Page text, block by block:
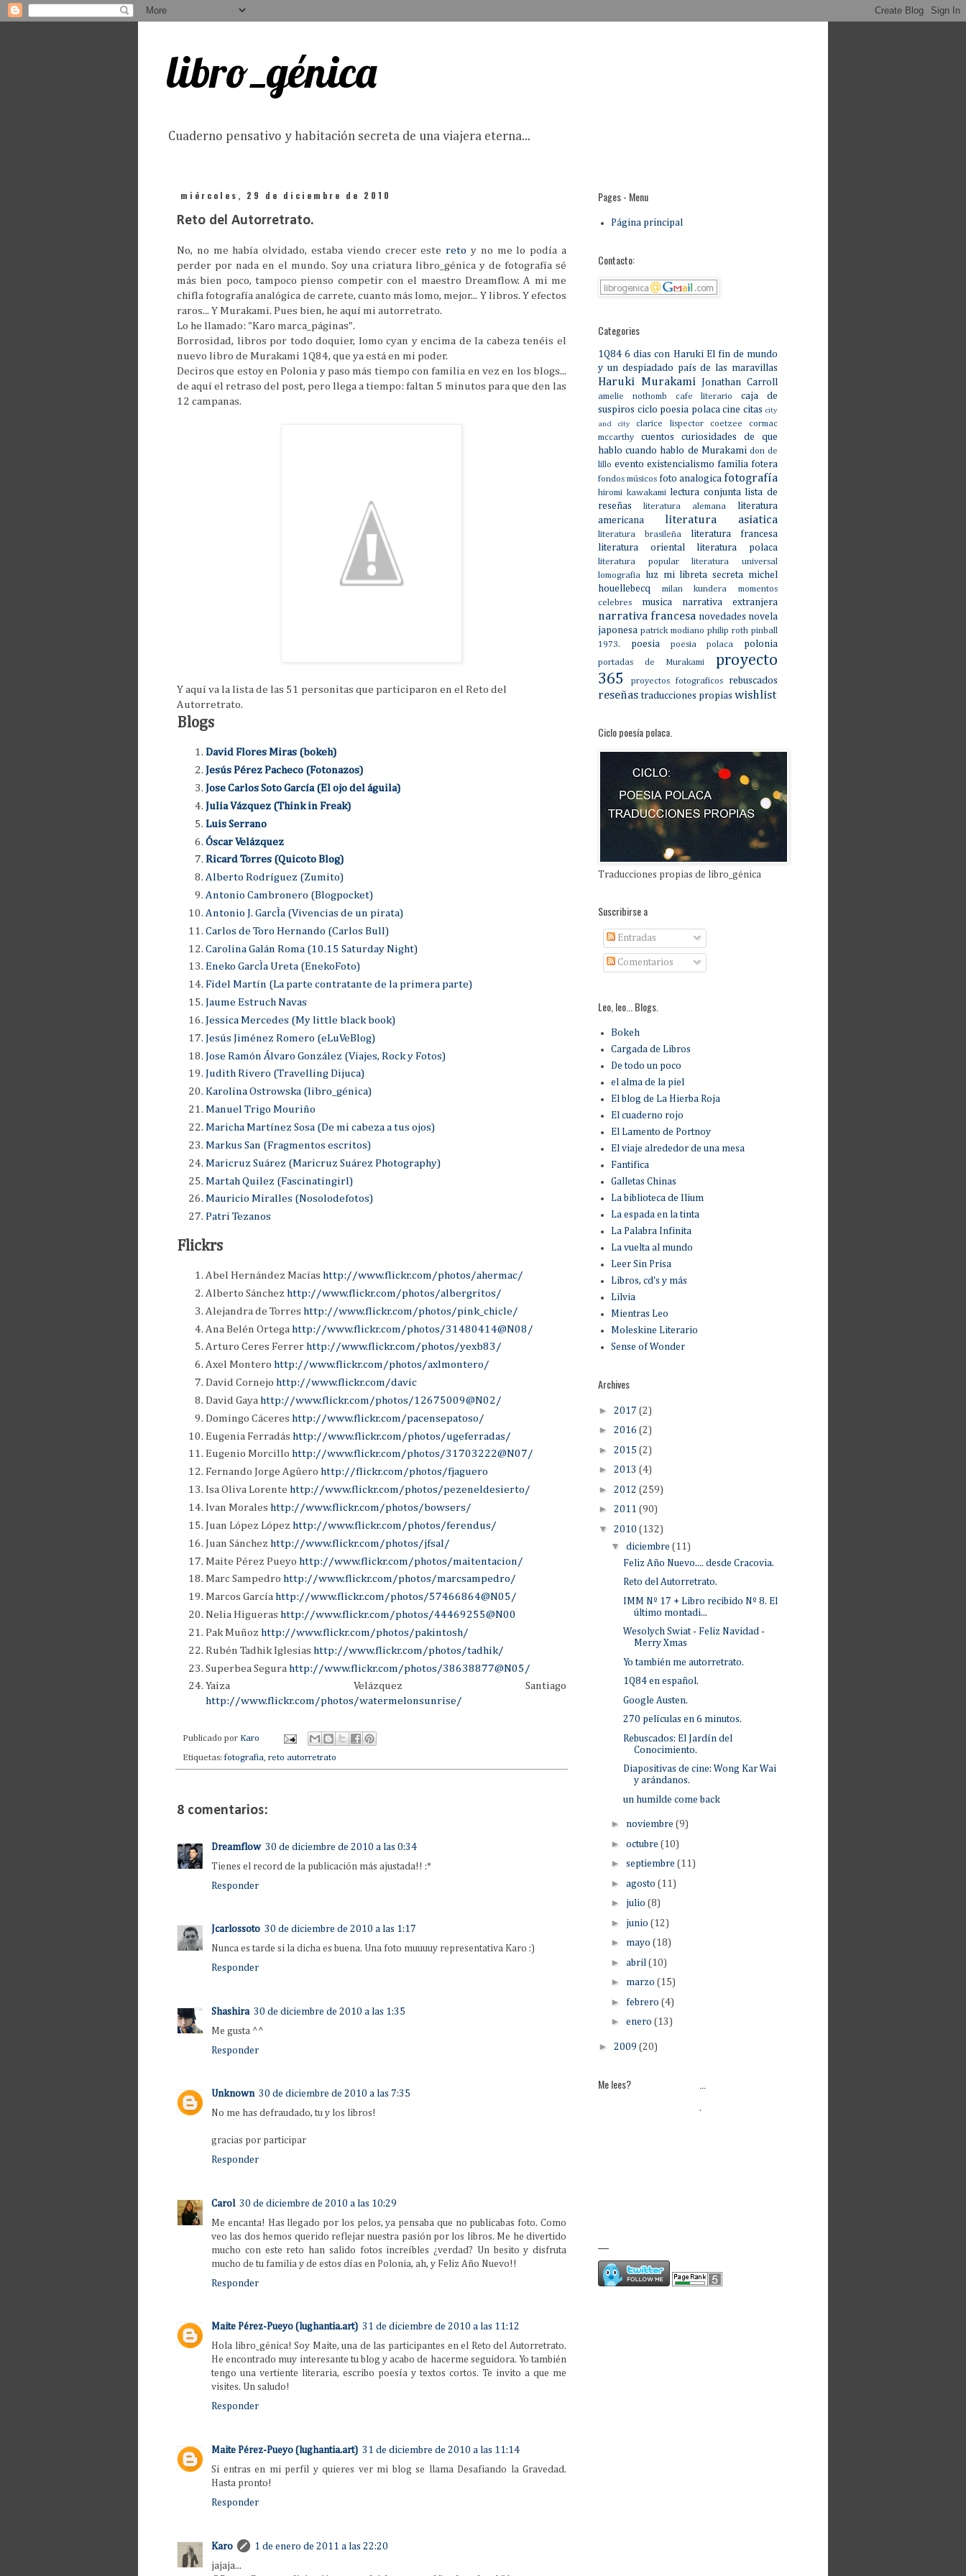
libro_génica
Cuaderno pensativo y habitación secreta de una viajera eterna...
miércoles, 29 de diciembre de 2010
Reto del Autorretrato.
No, no me había olvidado, estaba viendo crecer estereto y no me lo podía a
perder por nada en el mundo. Soy una criatura libro_génica y de fotografía sé
más bien poco, tampoco pienso competir con el maestro Dreamflow. A mi me
chifla fotografía analógica de carrete, cuanto más lomo, mejor... Y libros. Y efectos
raros... Y Murakami. Pues bien, he aquí mi autorretrato.
Lo he llamado: "Karo marca_páginas".
Borrosidad, libros por todo doquier, lomo cyan y encima de la cabeza tenéis el
nuevo libro de Murakami 1Q84, que ya está en mi poder.
Deciros que estoy en Polonia y paso más tiempo con familia en vez en los blogs...
de aquí el retraso del post, pero llega a tiempo: faltan 5 minutos para que den las
12 campanas.
Y aquí va la lista de las 51 personitas que participaron en el Reto del
Autorretrato.
Blogs
David Flores Miras (bokeh)
Jesús Pérez Pacheco (Fotonazos)
Jose Carlos Soto García (El ojo del águila)
Julia Vázquez (Think in Freak)
Luis Serrano
Óscar Velázquez
Ricard Torres (Quicoto Blog)
Alberto Rodríguez (Zumito)
Antonio Cambronero (Blogpocket)
Antonio J. GarcÌa (Vivencias de un pirata)
Carlos de Toro Hernando (Carlos Bull)
Carolina Galán Roma (10.15 Saturday Night)
Eneko GarcÌa Ureta (EnekoFoto)
Fidel Martín (La parte contratante de la primera parte)
Jaume Estruch Navas
Jessica Mercedes (My little black book)
Jesús Jiménez Romero (eLuVeBlog)
Jose Ramón Álvaro González (Viajes, Rock y Fotos)
Judith Rivero (Travelling Dijuca)
Karolina Ostrowska (libro_génica)
Manuel Trigo Mouriño
Maricha Martínez Sosa (De mi cabeza a tus ojos)
Markus San (Fragmentos escritos)
Maricruz Suárez (Maricruz Suárez Photography)
Martah Quilez (Fascinatingirl)
Mauricio Miralles (Nosolodefotos)
Patri Tezanos
Flickrs
Abel Hernández Macías http://www.flickr.com/photos/ahermac/
Alberto Sánchez http://www.flickr.com/photos/albergritos/
Alejandra de Torres http://www.flickr.com/photos/pink_chicle/
Ana Belén Ortega http://www.flickr.com/photos/31480414@N08/
Arturo Ceres Ferrer http://www.flickr.com/photos/yexb83/
Axel Montero http://www.flickr.com/photos/axlmontero/
David Cornejo http://www.flickr.com/davic
David Gaya http://www.flickr.com/photos/12675009@N02/
Domingo Cáceres http://www.flickr.com/pacensepatoso/
Eugenia Ferradás http://www.flickr.com/photos/ugeferradas/
Eugenio Morcillo http://www.flickr.com/photos/31703222@N07/
Fernando Jorge Agüero http://flickr.com/photos/fjaguero
Isa Oliva Lorente http://www.flickr.com/photos/pezeneldesierto/
Ivan Morales http://www.flickr.com/photos/bowsers/
Juan López López http://www.flickr.com/photos/ferendus/
Juan Sánchez http://www.flickr.com/photos/jfsal/
Maite Pérez Pueyo http://www.flickr.com/photos/maitentacion/
Marc Sampedro http://www.flickr.com/photos/marcsampedro/
Marcos García http://www.flickr.com/photos/57466864@N05/
Nelia Higueras http://www.flickr.com/photos/44469255@N00
Pak Muñoz http://www.flickr.com/photos/pakintosh/
Rubén Tadhik Iglesias http://www.flickr.com/photos/tadhik/
Superbea Segura http://www.flickr.com/photos/38638877@N05/
Yaiza Velázquez Santiago
http://www.flickr.com/photos/watermelonsunrise/
Publicado por Karo
Etiquetas: fotografia, reto autorretrato
8 comentarios:
Dreamflow 30 de diciembre de 2010 a las 0:34
Tienes el record de la publicación más ajustada!! :*
Responder
Jcarlossoto 30 de diciembre de 2010 a las 1:17
Nunca es tarde si la dicha es buena. Una foto muuuuy representativa Karo :)
Responder
Shashira 30 de diciembre de 2010 a las 1:35
Me gusta ^^
Responder
Unknown 30 de diciembre de 2010 a las 7:35
No me has defraudado, tu y los libros!
gracias por participar
Responder
Carol 30 de diciembre de 2010 a las 10:29
Me encanta! Has llegado por los pelos, ya pensaba que no publicabas foto. Como
veo las dos hemos querido reflejar nuestra pasión por los libros. Me he divertido
mucho con este reto han salido fotos increíbles ¿verdad? Un besito y disfruta
mucho de tu familia y de estos días en Polonia, ah, y Feliz Año Nuevo!!
Responder
Maite Pérez-Pueyo (lughantia.art) 31 de diciembre de 2010 a las 11:12
Hola libro_génica! Soy Maite, una de las participantes en el Reto del Autorretrato.
He encontrado muy interesante tu blog y acabo de hacerme seguidora. Yo también
tengo una vertiente literaria, escribo poesía y textos cortos. Te invito a que me
visites. Un saludo!
Responder
Maite Pérez-Pueyo (lughantia.art) 31 de diciembre de 2010 a las 11:14
Si entras en mi perfil y quieres ver mi blog se llama Desafiando la Gravedad.
Hasta pronto!
Responder
Karo
1 de enero de 2011 a las 22:20
jajaja...
Pages - Menu
Página principal
Contacto:
Categories
1Q84 6 dias con Haruki El fin de mundo
y un despiadado país de las maravillas
Haruki Murakami Jonathan Carroll
amelie nothomb cafe literario
caja de
suspiros ciclo poesia polaca cine citas city
and city
clarice lispector coetzee
cormac
mccarthy
cuentos curiosidades
de que
hablo cuando hablo de Murakami don de
lillo evento existencialismo familia fotera
fondos músicos foto analogica fotografía
hiromi kawakami lectura conjunta lista de
reseñas
literatura alemana
literatura
americana
literatura asiatica
literatura brasileña
literatura francesa
literatura oriental
literatura polaca
literatura popular
literatura universal
lomografia
luz mi libreta secreta michel
houellebecq
milan kundera
momentos
celebres
musica narrativa extranjera
narrativa francesa novedades novela
japonesa patrick modiano philip roth pinball
1973.
poesia poesia polaca polonia
portadas de Murakami
proyecto
365
proyectos fotograficos rebuscados
reseñas traducciones propias wishlist
Ciclo poesía polaca.
Traducciones propias de libro_génica
Suscribirse a
Entradas
Comentarios
Leo, leo... Blogs.
Bokeh
Cargada de Libros
De todo un poco
el alma de la piel
El blog de La Hierba Roja
El cuaderno rojo
El Lamento de Portnoy
El viaje alrededor de una mesa
Fantifica
Galletas Chinas
La biblioteca de Ilium
La espada en la tinta
La Palabra Infinita
La vuelta al mundo
Leer Sin Prisa
Libros, cd's y más
Lilvia
Mientras Leo
Moleskine Literario
Sense of Wonder
Archives
► 2017 (2)
► 2016 (2)
► 2015 (2)
► 2013 (4)
► 2012 (259)
► 2011 (90)
▼ 2010 (132)
▼ diciembre (11)
Feliz Año Nuevo.... desde Cracovia.
Reto del Autorretrato.
IMM Nº 17 + Libro recibido Nº 8. El
último montadi...
Wesolych Swiat - Feliz Navidad -
Merry Xmas
Yo también me autorretrato.
1Q84 en español.
Google Austen.
270 películas en 6 minutos.
Rebuscados: El Jardín del
Conocimiento.
Diapositivas de cine: Wong Kar Wai
y arándanos.
un humilde come back
► noviembre (9)
► octubre (10)
► septiembre (11)
► agosto (11)
► julio (8)
► junio (12)
► mayo (18)
► abril (10)
► marzo (15)
► febrero (4)
► enero (13)
► 2009 (20)
Me lees?
.